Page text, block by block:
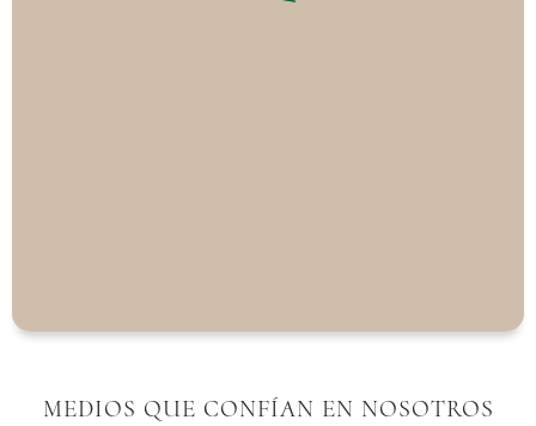
MEDIOS QUE CONFÍAN EN NOSOTROS